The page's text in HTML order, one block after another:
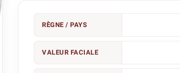
RÈGNE / PAYS
VALEUR FACIALE